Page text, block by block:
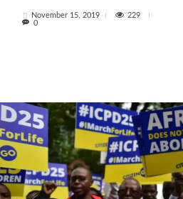
November 15, 2019
229
0